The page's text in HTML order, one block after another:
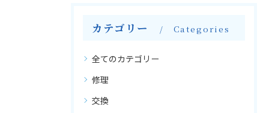
カテゴリー Categories
全てのカテゴリー
修理
交換